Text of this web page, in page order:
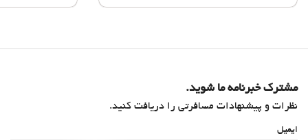
مشترک خبرنامه ما شوید.
نظرات و پیشنهادات مسافرتی را دریافت کنید.
ایمیل